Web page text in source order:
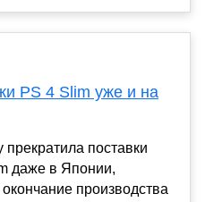
PS 4 Slim уже и на
прекратила поставки
даже в Японии,
производства